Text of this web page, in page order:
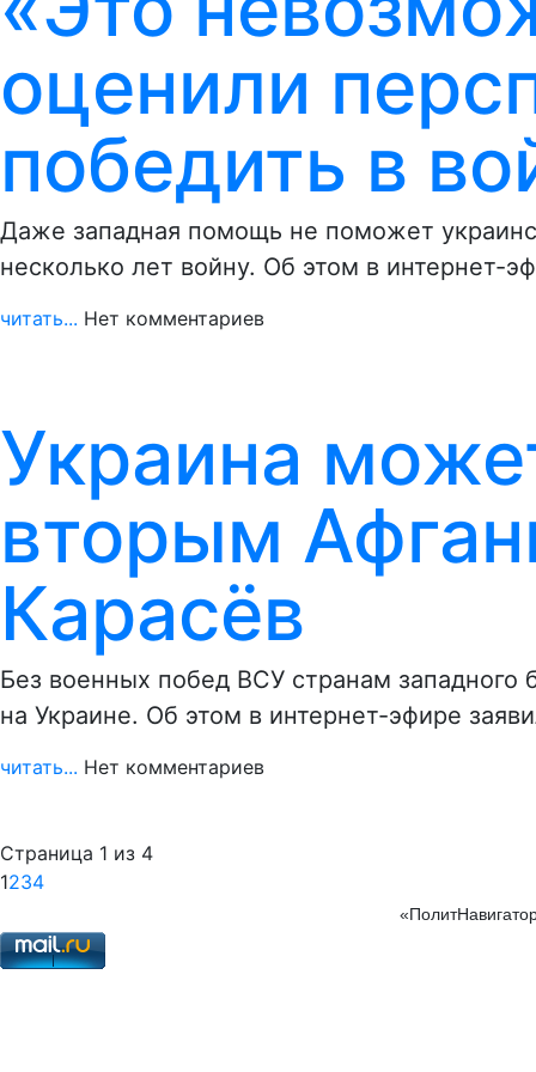
оценили
победить в
Даже западная помощь не поможет
несколько лет войну. Об этом в интернет-
читать... Нет комментариев
Украина
вторым
Карасёв
Без военных побед ВСУ странам западного
на Украине. Об этом в интернет-эфире
читать... Нет комментариев
Страница 1 из 4
1234